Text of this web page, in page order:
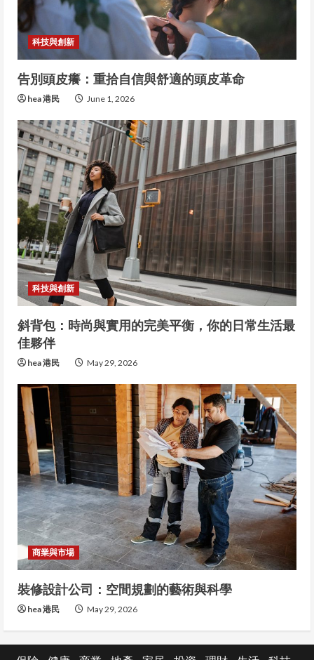
科技與創新
告別頭皮癢：重拾自信與舒適的頭皮革命
hea 港民 June 1, 2026
科技與創新
斜背包：時尚與實用的完美平衡，你的日常生活最
佳夥伴
hea 港民 May 29, 2026
商業與市場
裝修設計公司：空間規劃的藝術與科學
hea 港民 May 29, 2026